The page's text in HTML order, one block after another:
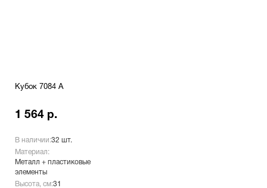
Кубок 7084 A
1 564 р.
В наличии:32 шт.
Материал:
Металл + пластиковые
элементы
Высота, см:31